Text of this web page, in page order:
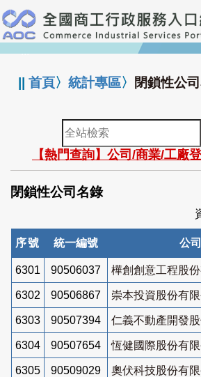
跳
到
主
要
:::
||首頁〉統計專區〉 閉鎖性公
全
站
檢
索
【熱門查詢】公司/商業/工廠
閉鎖性公司名錄
序號 統一編號 公
6301 90506037 樺創創意工程股
6302 90506867 崇本投資股份有限
6303 90507394 仁義不動產開發
6304 90507654 恆健國際股份有限
6305 90509029 奧伏科技股份有限